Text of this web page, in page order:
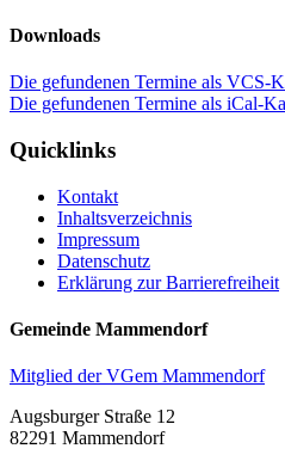
Downloads
Die gefundenen Termine als VCS-
Die gefundenen Termine als iCal-
Quicklinks
Kontakt
Inhaltsverzeichnis
Impressum
Datenschutz
Erklärung zur Barrierefreiheit
Gemeinde Mammendorf
Mitglied der VGem Mammendorf
Augsburger Straße 12
82291 Mammendorf